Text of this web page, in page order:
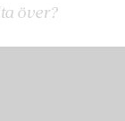
över?